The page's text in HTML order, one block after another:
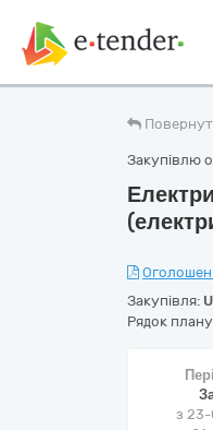
Закупівлю
Закупівля:
Рядок
з 23-